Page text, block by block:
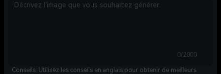
0/2000
Conseils: Utilisez les conseils en anglais pour obtenir de meilleurs